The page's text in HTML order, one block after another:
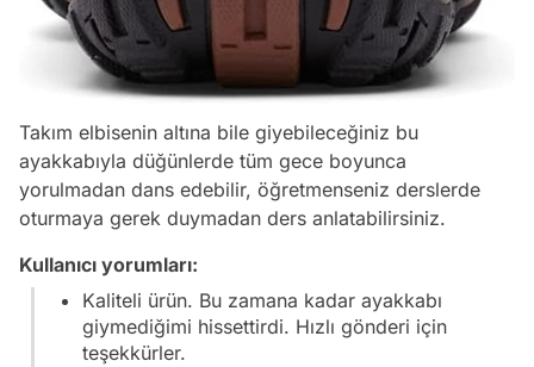
Takım elbisenin altına bile giyebileceğiniz bu
ayakkabıyla düğünlerde tüm gece boyunca
yorulmadan dans edebilir, öğretmenseniz derslerde
oturmaya gerek duymadan ders anlatabilirsiniz.
Kullanıcı yorumları:
Kaliteli ürün. Bu zamana kadar ayakkabı
giymediğimi hissettirdi. Hızlı gönderi için
teşekkürler.